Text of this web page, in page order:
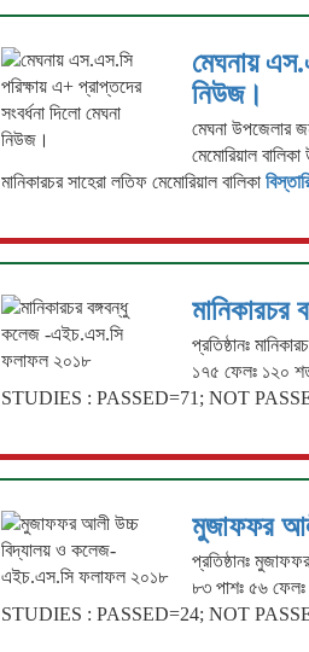
মেঘনায়
নিউজ।
মেঘনা উপজেলার
মেমোরিয়াল
মানিকারচর সাহেরা লতিফ মেমোরিয়াল বালিকা
প্রতিষ্ঠানঃ
১৭৫ ফেলঃ ১২০
STUDIES : PASSED=71; NOT
মুজাফফর
প্রতিষ্ঠানঃ
৮৩ পাশঃ ৫৬
STUDIES : PASSED=24; NOT